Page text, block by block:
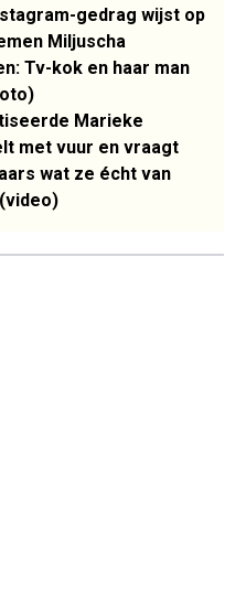
gedrag wijst op
Miljuscha
Tv-kok en haar man
Marieke
met vuur en vraagt
wat ze écht van